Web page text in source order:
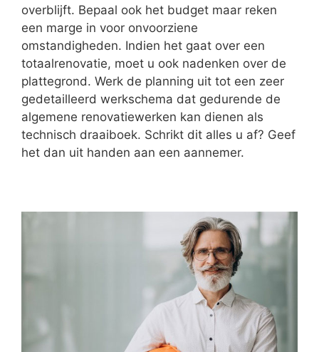
overblijft. Bepaal ook het budget maar reken
een marge in voor onvoorziene
omstandigheden. Indien het gaat over een
totaalrenovatie, moet u ook nadenken over de
plattegrond. Werk de planning uit tot een zeer
gedetailleerd werkschema dat gedurende de
algemene renovatiewerken kan dienen als
technisch draaiboek. Schrikt dit alles u af? Geef
het dan uit handen aan een aannemer.